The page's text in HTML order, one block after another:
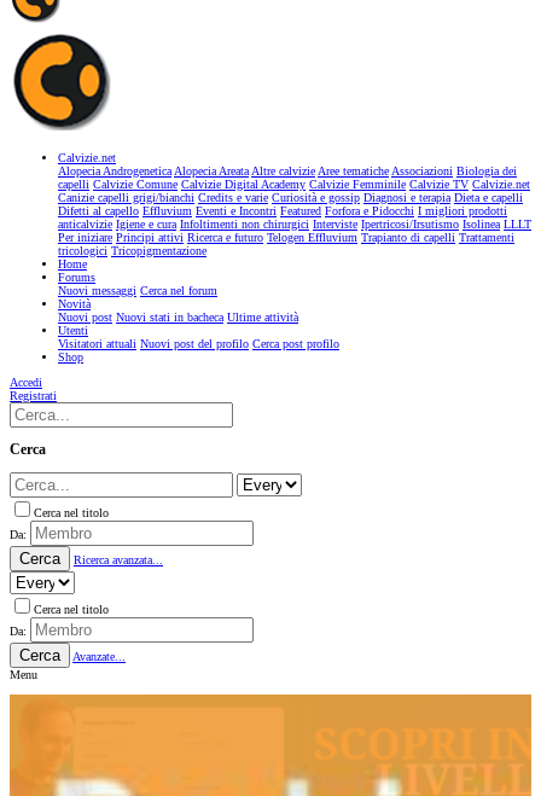
Calvizie.net
Alopecia AndrogeneticaAlopecia AreataAltre calvizieAree tematicheAssociazioni Biologia dei
capelli Calvizie Comune Calvizie Digital Academy Calvizie Femminile Calvizie TV Calvizie.net
Canizie capelli grigi/bianchi Credits e varie Curiosità e gossip Diagnosi e terapia Dieta e capelli
Difetti al capello Effluvium Eventi e Incontri Featured Forfora e Pidocchi I migliori prodotti
anticalvizie Igiene e cura Infoltimenti non chirurgici Interviste Ipertricosi/Irsutismo Isolinea LLLT
Per iniziare Principi attivi Ricerca e futuro Telogen Effluvium Trapianto di capelli Trattamenti
tricologici Tricopigmentazione
Home
Forums
Nuovi messaggi Cerca nel forum
Novità
Nuovi post Nuovi stati in bacheca Ultime attività
Utenti
Visitatori attuali Nuovi post del profilo Cerca post profilo
Shop
Accedi
Registrati
Cerca
Cerca nel titolo
Da:
Cerca Ricerca avanzata...
Cerca nel titolo
Da:
Cerca
Avanzate...
Menu